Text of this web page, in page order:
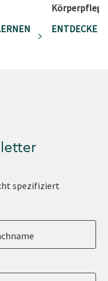
ENTDECKE
spezifiziert